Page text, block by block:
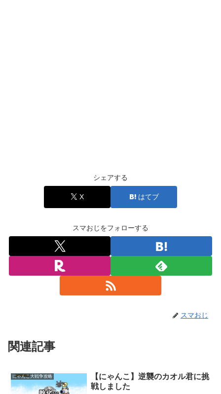
シェアする
X はてブ
スマおじをフォローする
スマおじ
関連記事
にゃんこ大戦争攻略
【にゃんこ】逆襲のカオル君に挑
戦しました